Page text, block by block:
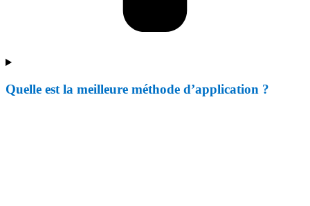
Quelle est la meilleure méthode d’application ?